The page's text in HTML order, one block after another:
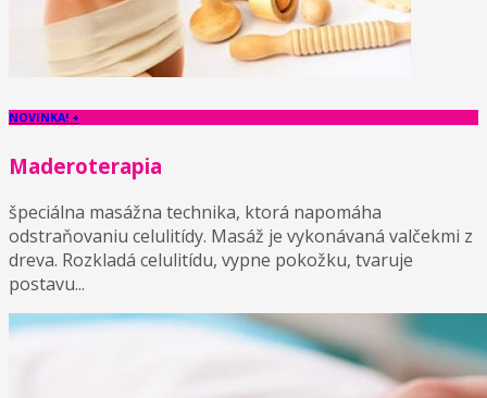
NOVINKA! +
Maderoterapia
špeciálna masážna technika, ktorá napomáha
odstraňovaniu celulitídy. Masáž je vykonávaná valčekmi z
dreva. Rozkladá celulitídu, vypne pokožku, tvaruje
postavu...